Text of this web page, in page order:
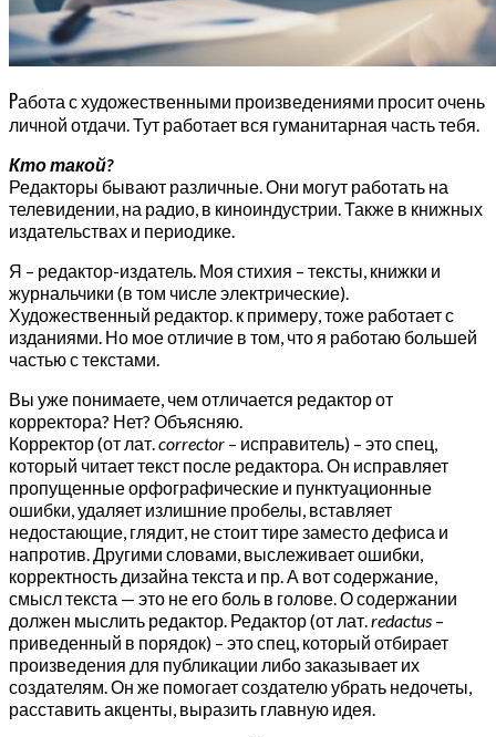
Работа с художественными произведениями просит очень
личной отдачи. Тут работает вся гуманитарная часть тебя.
Кто такой?
Редакторы бывают различные. Они могут работать на
телевидении, на радио, в киноиндустрии. Также в книжных
издательствах и периодике.
Я – редактор-издатель. Моя стихия – тексты, книжки и
журнальчики (в том числе электрические).
Художественный редактор. к примеру, тоже работает с
изданиями. Но мое отличие в том, что я работаю большей
частью с текстами.
Вы уже понимаете, чем отличается редактор от
корректора? Нет? Объясняю.
Корректор (от лат.corrector – исправитель) – это спец,
который читает текст после редактора. Он исправляет
пропущенные орфографические и пунктуационные
ошибки, удаляет излишние пробелы, вставляет
недостающие, глядит, не стоит тире заместо дефиса и
напротив. Другими словами, выслеживает ошибки,
корректность дизайна текста и пр. А вот содержание,
смысл текста — это не его боль в голове. О содержании
должен мыслить редактор. Редактор (от лат.redactus –
приведенный в порядок) – это спец, который отбирает
произведения для публикации либо заказывает их
создателям. Он же помогает создателю убрать недочеты,
расставить акценты, выразить главную идея.